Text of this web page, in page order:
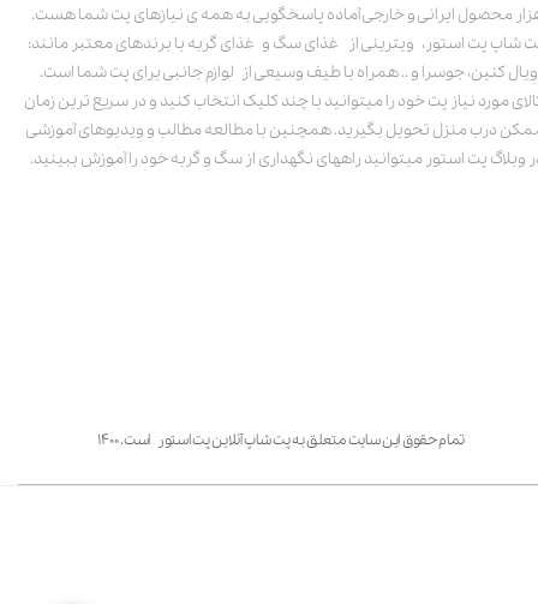
محصول ایرانی و خارجی آماده پاسخگویی به همه ی نیازهای پت شما هست.
شاپ پت استور، ویترینی از غذای سگ و غذای گربه با برندهای معتبر مانند:
کنین، جوسرا و .. همراه با طیف وسیعی از لوازم جانبی برای پت شما است.
مورد نیاز پت خود را میتوانید با چند کلیک انتخاب کنید و در سریع ترین زمان
درب منزل تحویل بگیرید. همچنین با مطالعه مطالب و ویدیوهای آموزشی
وبلاگ پت استور میتوانید راههای نگهداری از سگ و گربه خود را آموزش ببینید.
تمام حقوق این سایت متعلق به پت شاپ آنلاین پت استور است. ۱۴۰۰